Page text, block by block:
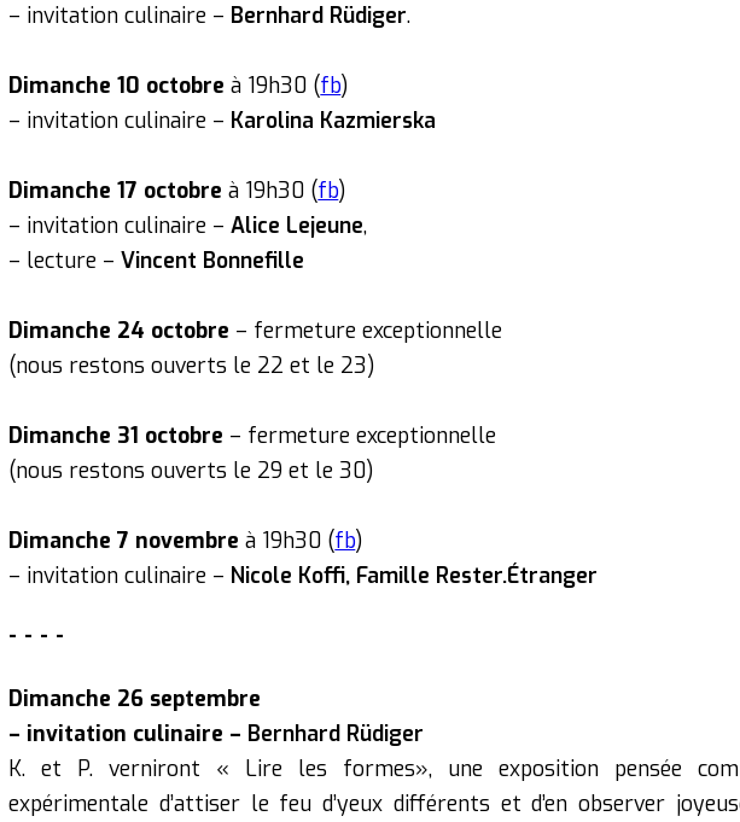
– invitation culinaire – Bernhard Rüdiger.
Dimanche 10 octobre à 19h30 (fb)
– invitation culinaire – Karolina Kazmierska
Dimanche 17 octobre à 19h30 (fb)
– invitation culinaire –Alice Lejeune,
– lecture –Vincent Bonnefille
Dimanche 24 octobre – fermeture exceptionnelle
(nous restons ouverts le 22 et le 23)
Dimanche 31 octobre – fermeture exceptionnelle
(nous restons ouverts le 29 et le 30)
Dimanche 7 novembre à 19h30 (fb)
– invitation culinaire – Nicole Koffi, Famille Rester.Étranger
----
Dimanche 26 septembre
– invitation culinaire – Bernhard Rüdiger
K. et P. verniront « Lire les formes», une exposition pensée
expérimentale d’attiser le feu d’yeux différents et d’en observer